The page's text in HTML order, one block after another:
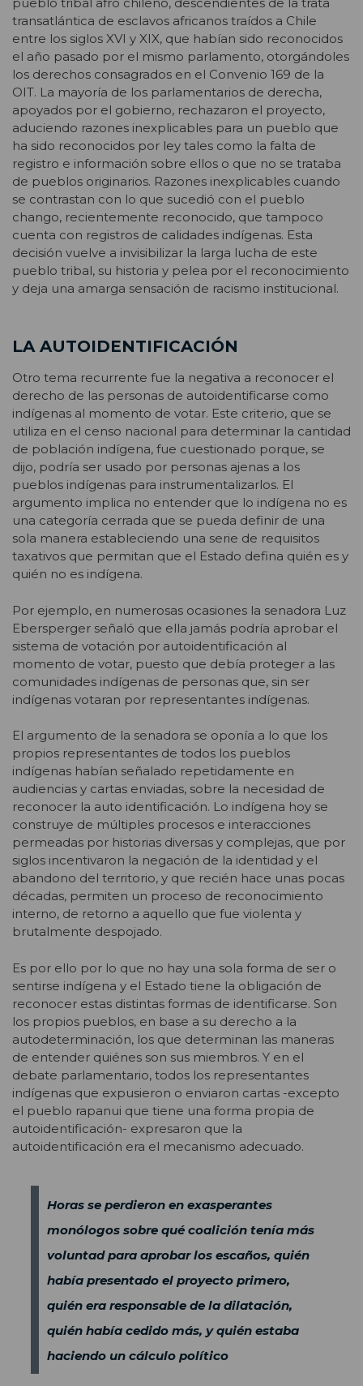
pueblo tribal afro chileno, descendientes de la trata
transatlántica de esclavos africanos traídos a Chile
entre los siglos XVI y XIX, que habían sido reconocidos
el año pasado por el mismo parlamento, otorgándoles
los derechos consagrados en el Convenio 169 de la
OIT. La mayoría de los parlamentarios de derecha,
apoyados por el gobierno, rechazaron el proyecto,
aduciendo razones inexplicables para un pueblo que
ha sido reconocidos por ley tales como la falta de
registro e información sobre ellos o que no se trataba
de pueblos originarios. Razones inexplicables cuando
se contrastan con lo que sucedió con el pueblo
chango, recientemente reconocido, que tampoco
cuenta con registros de calidades indígenas. Esta
decisión vuelve a invisibilizar la larga lucha de este
pueblo tribal, su historia y pelea por el reconocimiento
y deja una amarga sensación de racismo institucional.
LA AUTOIDENTIFICACIÓN
Otro tema recurrente fue la negativa a reconocer el
derecho de las personas de autoidentificarse como
indígenas al momento de votar. Este criterio, que se
utiliza en el censo nacional para determinar la cantidad
de población indígena, fue cuestionado porque, se
dijo, podría ser usado por personas ajenas a los
pueblos indígenas para instrumentalizarlos. El
argumento implica no entender que lo indígena no es
una categoría cerrada que se pueda definir de una
sola manera estableciendo una serie de requisitos
taxativos que permitan que el Estado defina quién es y
quién no es indígena.
Por ejemplo, en numerosas ocasiones la senadora Luz
Ebersperger señaló que ella jamás podría aprobar el
sistema de votación por autoidentificación al
momento de votar, puesto que debía proteger a las
comunidades indígenas de personas que, sin ser
indígenas votaran por representantes indígenas.
El argumento de la senadora se oponía a lo que los
propios representantes de todos los pueblos
indígenas habían señalado repetidamente en
audiencias y cartas enviadas, sobre la necesidad de
reconocer la auto identificación. Lo indígena hoy se
construye de múltiples procesos e interacciones
permeadas por historias diversas y complejas, que por
siglos incentivaron la negación de la identidad y el
abandono del territorio, y que recién hace unas pocas
décadas, permiten un proceso de reconocimiento
interno, de retorno a aquello que fue violenta y
brutalmente despojado.
Es por ello por lo que no hay una sola forma de ser o
sentirse indígena y el Estado tiene la obligación de
reconocer estas distintas formas de identificarse. Son
los propios pueblos, en base a su derecho a la
autodeterminación, los que determinan las maneras
de entender quiénes son sus miembros. Y en el
debate parlamentario, todos los representantes
indígenas que expusieron o enviaron cartas -excepto
el pueblo rapanui que tiene una forma propia de
autoidentificación- expresaron que la
autoidentificación era el mecanismo adecuado.
Horas se perdieron en exasperantes
monólogos sobre qué coalición tenía más
voluntad para aprobar los escaños, quién
había presentado el proyecto primero,
quién era responsable de la dilatación,
quién había cedido más, y quién estaba
haciendo un cálculo político